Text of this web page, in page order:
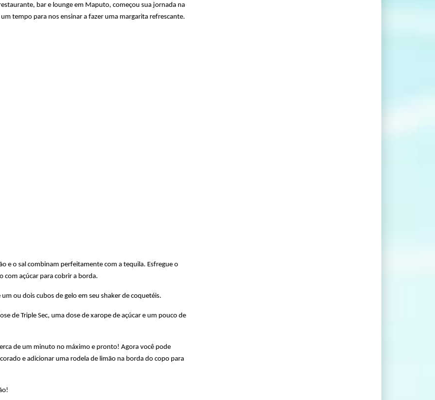
bar e lounge em Maputo, começou sua jornada na
tempo para nos ensinar a fazer uma margarita refrescante.
e o sal combinam perfeitamente com a tequila. Esfregue o
com açúcar para cobrir a borda.
ou dois cubos de gelo em seu shaker de coquetéis.
de Triple Sec, uma dose de xarope de açúcar e um pouco de
de um minuto no máximo e pronto! Agora você pode
e adicionar uma rodela de limão na borda do copo para